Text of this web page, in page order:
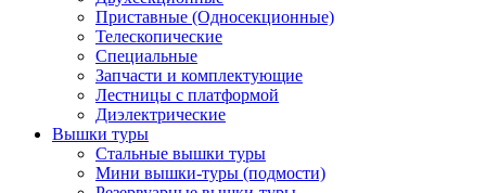
Приставные (Односекционные)
Телескопические
Специальные
Запчасти и комплектующие
Лестницы с платформой
Диэлектрические
Вышки туры
Стальные вышки туры
Мини вышки-туры (подмости)